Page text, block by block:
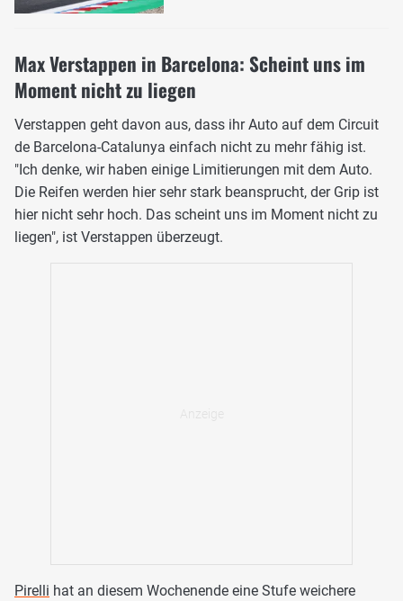
Max Verstappen in Barcelona: Scheint uns im
Moment nicht zu liegen
Verstappen geht davon aus, dass ihr Auto auf dem Circuit
de Barcelona-Catalunya einfach nicht zu mehr fähig ist.
"Ich denke, wir haben einige Limitierungen mit dem Auto.
Die Reifen werden hier sehr stark beansprucht, der Grip ist
hier nicht sehr hoch. Das scheint uns im Moment nicht zu
liegen", ist Verstappen überzeugt.
Pirelli hat an diesem Wochenende eine Stufe weichere